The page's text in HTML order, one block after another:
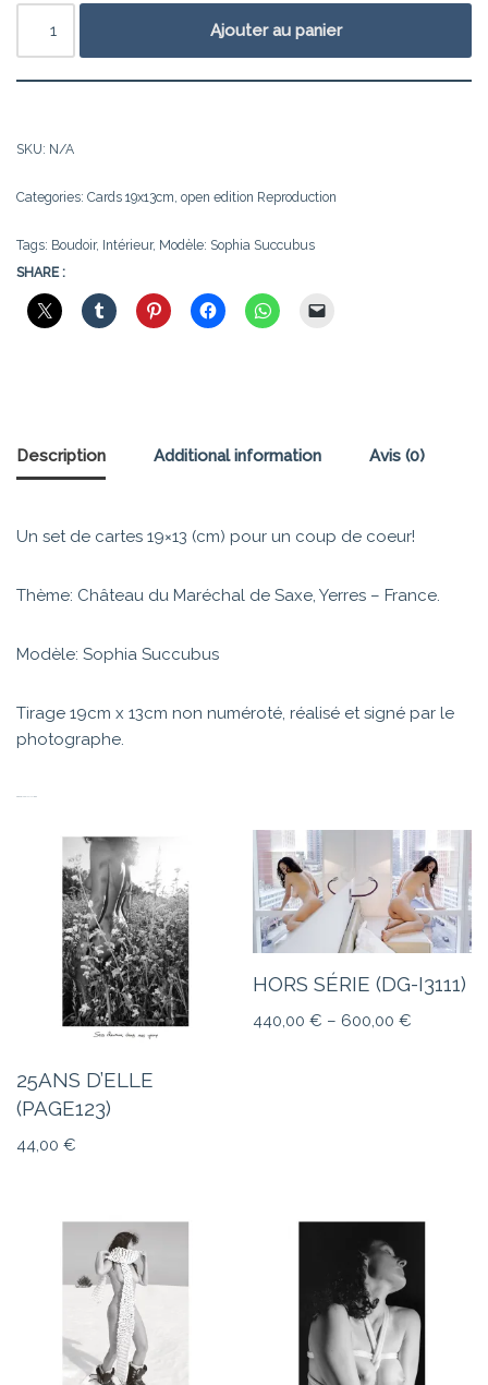
Ajouter au panier
SKU: N/A
Categories: Cards 19x13cm, open edition Reproduction
Tags: Boudoir, Intérieur, Modèle: Sophia Succubus
SHARE :
Description Additional information Avis (0)
Un set de cartes 19×13 (cm) pour un coup de coeur!
Thème: Château du Maréchal de Saxe, Yerres – France.
Modèle: Sophia Succubus
Tirage 19cm x 13cm non numéroté, réalisé et signé par le
photographe.
25ANS D’ELLE
(PAGE123)
44,00 €
HORS SÉRIE (DG-I3111)
440,00€ – 600,00€